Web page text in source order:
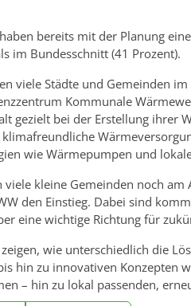
bereits mit der Planung
im Bundesschnitt (41 Prozent).
viele Städte und Gemeinden
Kommunale
gezielt bei der Erstellung ihrer
wie Wärmepumpen und
kleine Gemeinden noch
den Einstieg. Dabei sind
eine wichtige Richtung für
wie unterschiedlich die
hin zu innovativen Konzepten
– hin zu lokal passenden,